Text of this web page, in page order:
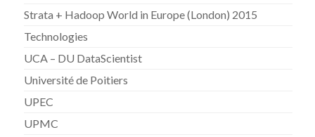
Strata + Hadoop World in Europe (London) 2015
Technologies
UCA – DU DataScientist
Université de Poitiers
UPEC
UPMC